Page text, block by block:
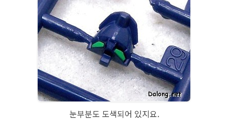
눈부분도 도색되어 있지요.